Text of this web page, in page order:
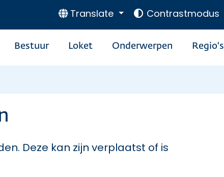
Translate Contrastmodus
Bestuur Loket Onderwerpen Regio's
Deze kan zijn verplaatst of is